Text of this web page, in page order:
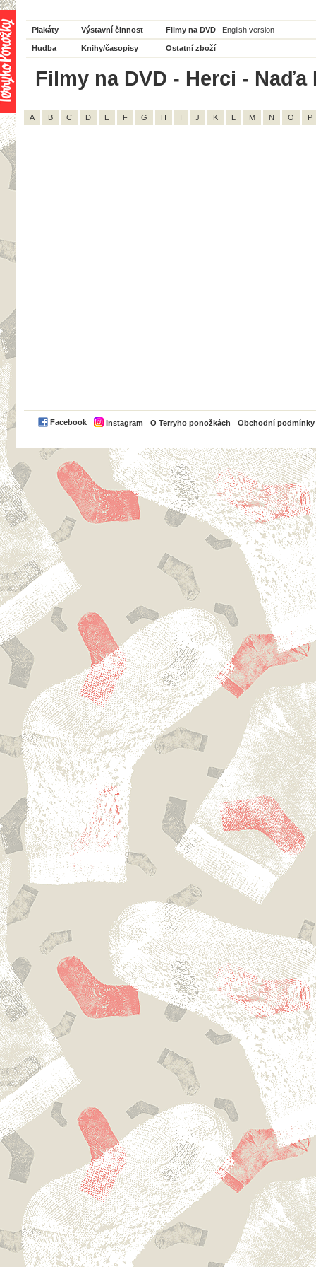
Plakáty Výstavní činnost Filmy na DVD English version
Hudba Knihy/časopisy Ostatní zboží
Filmy na DVD - Herci - Naďa
A B C D E F G H I J K L M N O P
Facebook Instagram O Terryho ponožkách Obchodní podmínky
PayPal